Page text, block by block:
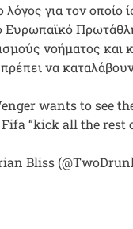
λόγος για τον
Ευρωπαϊκό
νοήματος και
να
wants to see
“kick all the rest
Bliss